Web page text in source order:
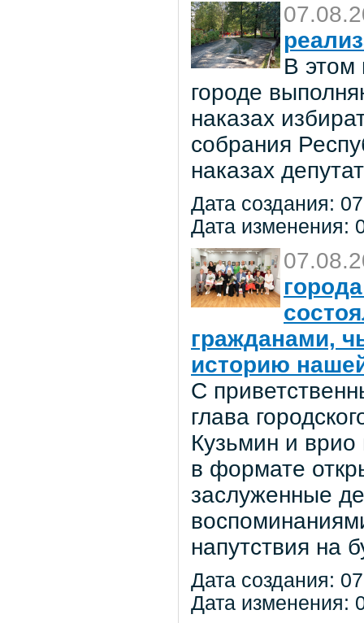
В этом
городе
наказах
собрания
наказах
Дата создания:
Дата изменения:
гражданами,
историю
С
глава
Кузьмин и
в формате
заслуженные
напутствия на
Дата создания:
Дата изменения: